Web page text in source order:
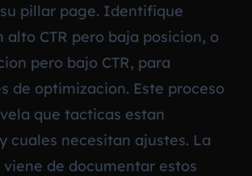
pillar page. Identifique
alto CTR pero baja posicion, o
pero bajo CTR, para
de optimizacion. Este proceso
que tacticas estan
cuales necesitan ajustes. La
de documentar estos